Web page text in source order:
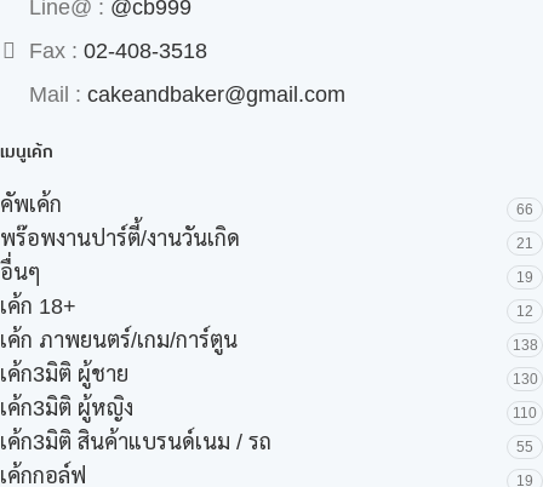
Line@ : @cb999
Fax : 02-408-3518
Mail : cakeandbaker@gmail.com
เมนูเค้ก
คัพเค้ก 66
พร๊อพงานปาร์ตี้/งานวันเกิด 21
อื่นๆ 19
เค้ก 18+ 12
เค้ก ภาพยนตร์/เกม/การ์ตูน 138
เค้ก3มิติ ผู้ชาย 130
เค้ก3มิติ ผู้หญิง 110
เค้ก3มิติ สินค้าแบรนด์เนม / รถ 55
เค้กกอล์ฟ 19